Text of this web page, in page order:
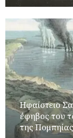
Ηφαίστειο
έφηβος του
της